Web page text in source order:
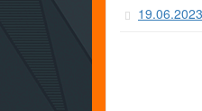
19.06.2023